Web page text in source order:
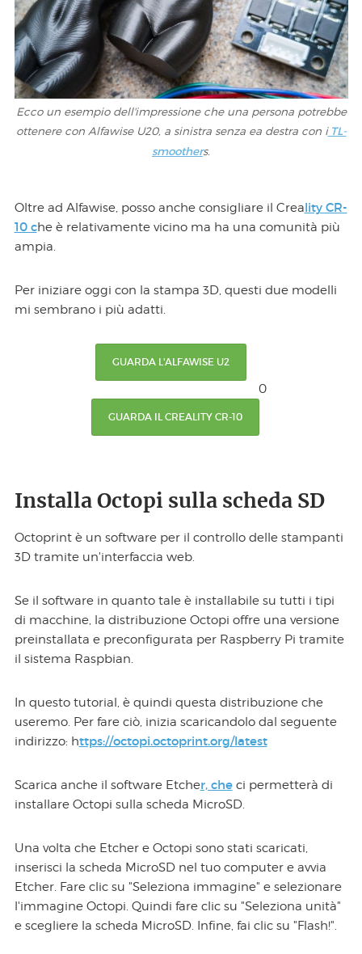
Ecco un esempio dell'impressione che una persona potrebbe
ottenere con Alfawise U20, a sinistra senza ea destra con iTL-
smoothers.
Oltre ad Alfawise, posso anche consigliare il Creality CR-
10 che è relativamente vicino ma ha una comunità più
ampia.
Per iniziare oggi con la stampa 3D, questi due modelli
mi sembrano i più adatti.
GUARDA L'ALFAWISE U2
0
GUARDA IL CREALITY CR-10
Installa Octopi sulla scheda SD
Octoprint è un software per il controllo delle stampanti
3D tramite un'interfaccia web.
Se il software in quanto tale è installabile su tutti i tipi
di macchine, la distribuzione Octopi offre una versione
preinstallata e preconfigurata per Raspberry Pi tramite
il sistema Raspbian.
In questo tutorial, è quindi questa distribuzione che
useremo. Per fare ciò, inizia scaricandolo dal seguente
indirizzo: https://octopi.octoprint.org/latest
Scarica anche il software Etcher, checi permetterà di
installare Octopi sulla scheda MicroSD.
Una volta che Etcher e Octopi sono stati scaricati,
inserisci la scheda MicroSD nel tuo computer e avvia
Etcher. Fare clic su "Seleziona immagine" e selezionare
l'immagine Octopi. Quindi fare clic su "Seleziona unità"
e scegliere la scheda MicroSD. Infine, fai clic su "Flash!".